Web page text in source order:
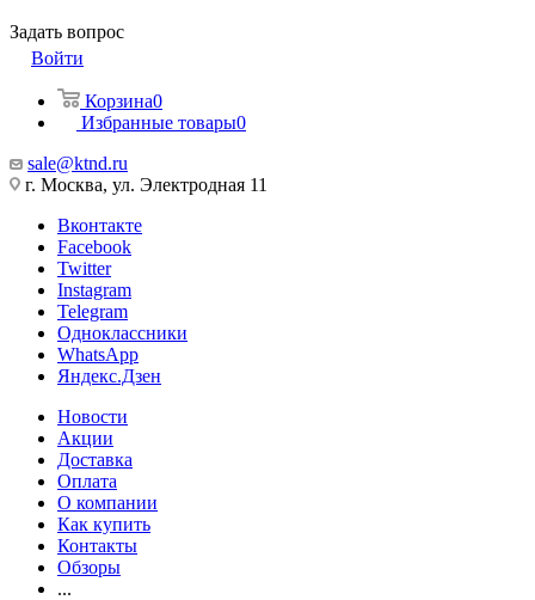
Задать вопрос
Войти
Корзина0
Избранные товары0
sale@ktnd.ru
г. Москва, ул. Электродная 11
Вконтакте
Facebook
Twitter
Instagram
Telegram
Одноклассники
WhatsApp
Яндекс.Дзен
Новости
Акции
Доставка
Оплата
О компании
Как купить
Контакты
Обзоры
...